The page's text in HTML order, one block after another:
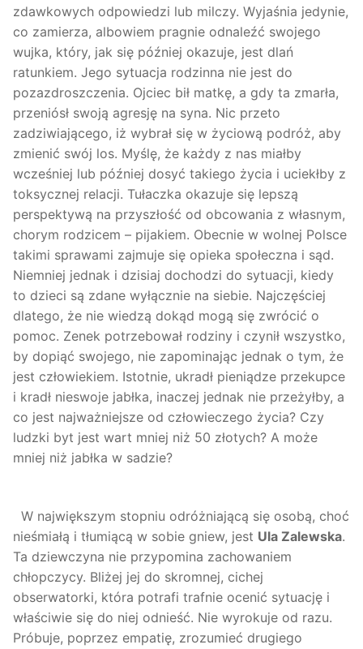
zdawkowych odpowiedzi lub milczy. Wyjaśnia jedynie,
co zamierza, albowiem pragnie odnaleźć swojego
wujka, który, jak się później okazuje, jest dlań
ratunkiem. Jego sytuacja rodzinna nie jest do
pozazdroszczenia. Ojciec bił matkę, a gdy ta zmarła,
przeniósł swoją agresję na syna. Nic przeto
zadziwiającego, iż wybrał się w życiową podróż, aby
zmienić swój los. Myślę, że każdy z nas miałby
wcześniej lub później dosyć takiego życia i uciekłby z
toksycznej relacji. Tułaczka okazuje się lepszą
perspektywą na przyszłość od obcowania z własnym,
chorym rodzicem – pijakiem. Obecnie w wolnej Polsce
takimi sprawami zajmuje się opieka społeczna i sąd.
Niemniej jednak i dzisiaj dochodzi do sytuacji, kiedy
to dzieci są zdane wyłącznie na siebie. Najczęściej
dlatego, że nie wiedzą dokąd mogą się zwrócić o
pomoc. Zenek potrzebował rodziny i czynił wszystko,
by dopiąć swojego, nie zapominając jednak o tym, że
jest człowiekiem. Istotnie, ukradł pieniądze przekupce
i kradł nieswoje jabłka, inaczej jednak nie przeżyłby, a
co jest najważniejsze od człowieczego życia? Czy
ludzki byt jest wart mniej niż 50 złotych? A może
mniej niż jabłka w sadzie?
W największym stopniu odróżniającą się osobą, choć
nieśmiałą i tłumiącą w sobie gniew, jest Ula Zalewska.
Ta dziewczyna nie przypomina zachowaniem
chłopczycy. Bliżej jej do skromnej, cichej
obserwatorki, która potrafi trafnie ocenić sytuację i
właściwie się do niej odnieść. Nie wyrokuje od razu.
Próbuje, poprzez empatię, zrozumieć drugiego